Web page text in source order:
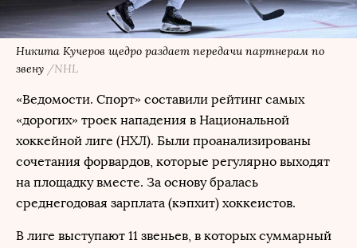
Никита Кучеров щедро раздает передачи партнерам по
звену /NHL
«Ведомости. Спорт» составили рейтинг самых
«дорогих» троек нападения в Национальной
хоккейной лиге (НХЛ). Были проанализированы
сочетания форвардов, которые регулярно выходят
на площадку вместе. За основу бралась
среднегодовая зарплата (кэпхит) хоккеистов.
В лиге выступают 11 звеньев, в которых суммарный